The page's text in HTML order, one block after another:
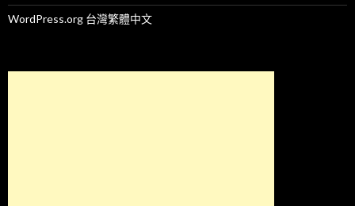
WordPress.org 台灣繁體中文